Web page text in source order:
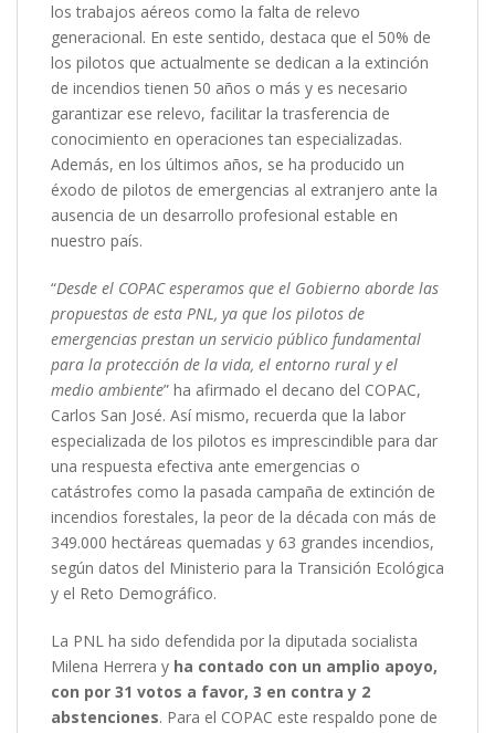
los trabajos aéreos como la falta de relevo
generacional. En este sentido, destaca que el 50% de
los pilotos que actualmente se dedican a la extinción
de incendios tienen 50 años o más y es necesario
garantizar ese relevo, facilitar la trasferencia de
conocimiento en operaciones tan especializadas.
Además, en los últimos años, se ha producido un
éxodo de pilotos de emergencias al extranjero ante la
ausencia de un desarrollo profesional estable en
nuestro país.
“Desde el COPAC esperamos que el Gobierno aborde las
propuestas de esta PNL, ya que los pilotos de
emergencias prestan un servicio público fundamental
para la protección de la vida, el entorno rural y el
medio ambiente” ha afirmado el decano del COPAC,
Carlos San José. Así mismo, recuerda que la labor
especializada de los pilotos es imprescindible para dar
una respuesta efectiva ante emergencias o
catástrofes como la pasada campaña de extinción de
incendios forestales, la peor de la década con más de
349.000 hectáreas quemadas y 63 grandes incendios,
según datos del Ministerio para la Transición Ecológica
y el Reto Demográfico.
La PNL ha sido defendida por la diputada socialista
Milena Herrera y ha contado con un amplio apoyo,
con por 31 votos a favor, 3 en contra y 2
abstenciones. Para el COPAC este respaldo pone de